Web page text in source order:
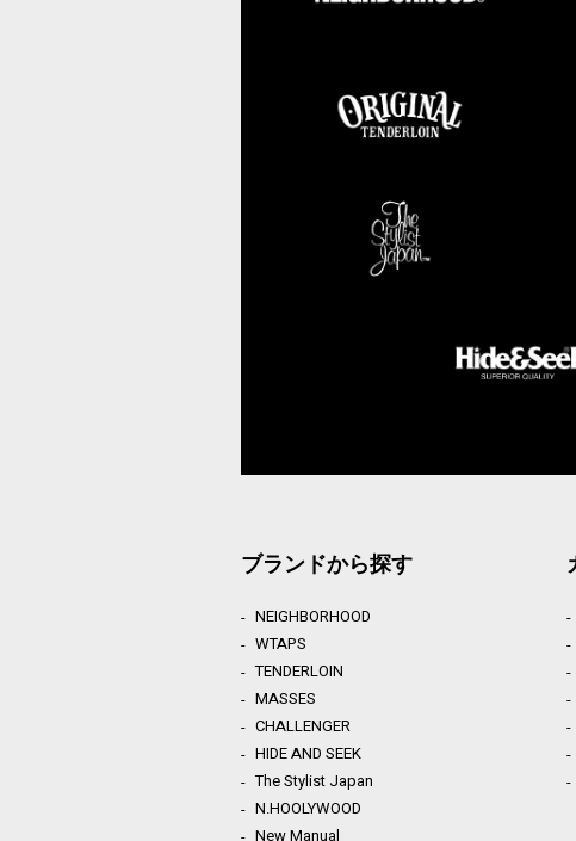
ブランドから探す
NEIGHBORHOOD
WTAPS
TENDERLOIN
MASSES
CHALLENGER
HIDE AND SEEK
The Stylist Japan
N.HOOLYWOOD
New Manual